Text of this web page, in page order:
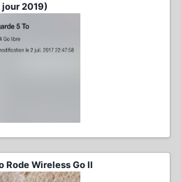
jour 2019)
Rode Wireless Go II